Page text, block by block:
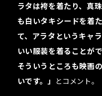
ラタは袴を着たり、真
も白いタキシードを着
て、アラタというキャ
いい服装を着ることが
そういうところも映画
いです。」
とコメント。